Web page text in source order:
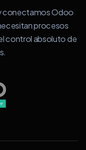
conectamos Odoo
procesos
control absoluto de